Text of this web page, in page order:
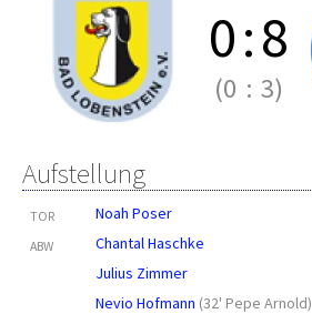
0:8
(0 : 3)
Aufstellung
TOR Noah Poser
ABW
Chantal Haschke
Julius Zimmer
Nevio Hofmann (32' Pepe Arnold)